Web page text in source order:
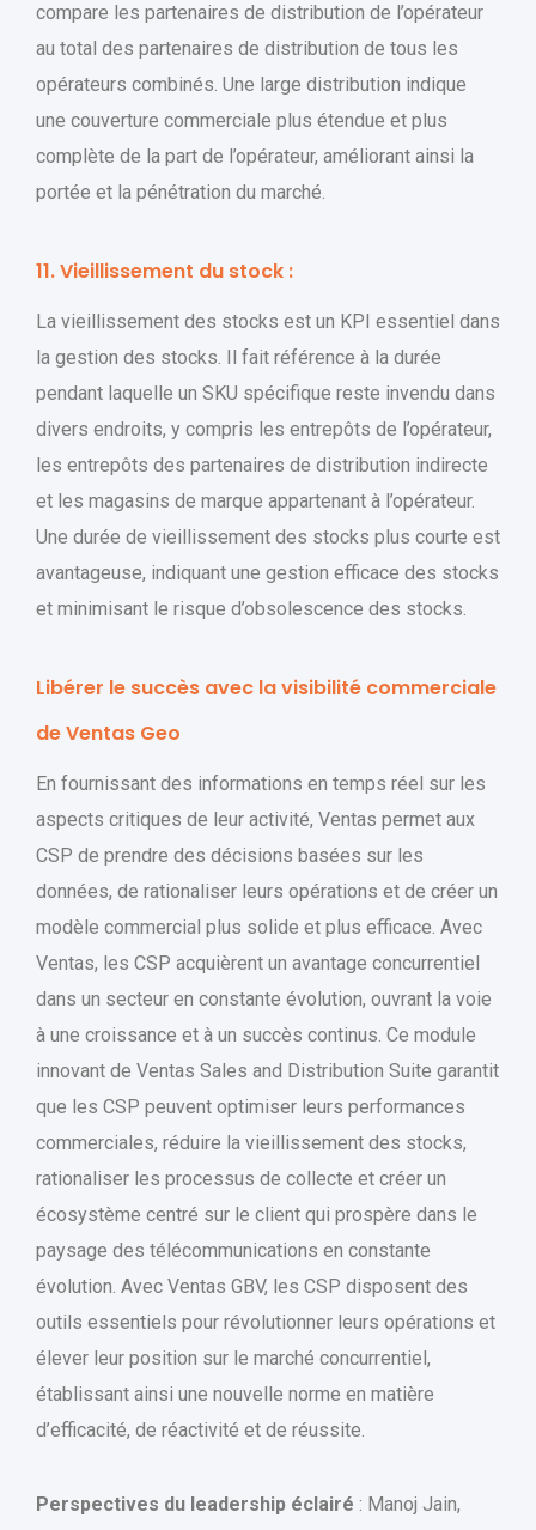
compare les partenaires de distribution de l’opérateur
au total des partenaires de distribution de tous les
opérateurs combinés. Une large distribution indique
une couverture commerciale plus étendue et plus
complète de la part de l’opérateur, améliorant ainsi la
portée et la pénétration du marché.
11. Vieillissement du stock :
La vieillissement des stocks est un KPI essentiel dans
la gestion des stocks. Il fait référence à la durée
pendant laquelle un SKU spécifique reste invendu dans
divers endroits, y compris les entrepôts de l’opérateur,
les entrepôts des partenaires de distribution indirecte
et les magasins de marque appartenant à l’opérateur.
Une durée de vieillissement des stocks plus courte est
avantageuse, indiquant une gestion efficace des stocks
et minimisant le risque d’obsolescence des stocks.
Libérer le succès avec la visibilité commerciale
de Ventas Geo
En fournissant des informations en temps réel sur les
aspects critiques de leur activité, Ventas permet aux
CSP de prendre des décisions basées sur les
données, de rationaliser leurs opérations et de créer un
modèle commercial plus solide et plus efficace. Avec
Ventas, les CSP acquièrent un avantage concurrentiel
dans un secteur en constante évolution, ouvrant la voie
à une croissance et à un succès continus. Ce module
innovant de Ventas Sales and Distribution Suite garantit
que les CSP peuvent optimiser leurs performances
commerciales, réduire la vieillissement des stocks,
rationaliser les processus de collecte et créer un
écosystème centré sur le client qui prospère dans le
paysage des télécommunications en constante
évolution. Avec Ventas GBV, les CSP disposent des
outils essentiels pour révolutionner leurs opérations et
élever leur position sur le marché concurrentiel,
établissant ainsi une nouvelle norme en matière
d’efficacité, de réactivité et de réussite.
Perspectives du leadership éclairé : Manoj Jain,